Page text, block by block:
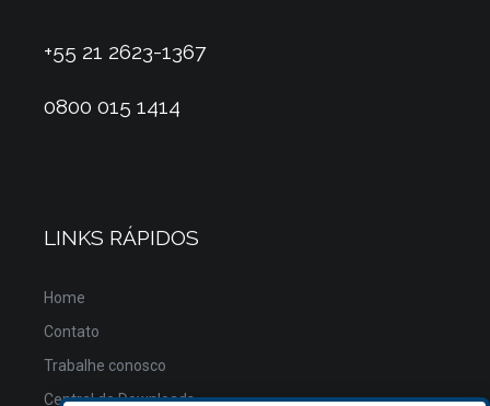
+55 21 2623-1367
0800 015 1414
LINKS RÁPIDOS
Home
Contato
Trabalhe conosco
Central de Downloads